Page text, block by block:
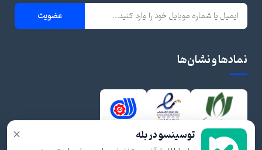
عضویت
نمادها و نشان‌ها
× توسینسو در بله